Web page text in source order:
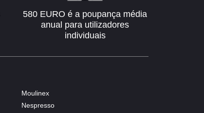
580 EURO é a poupança média
anual para utilizadores
individuais
Moulinex
Nespresso